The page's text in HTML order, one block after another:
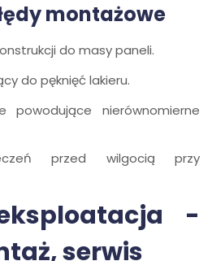
montażowe
do masy paneli.
do pęknięć lakieru.
powodujące nierównomierne
przed wilgocią przy
-
serwis